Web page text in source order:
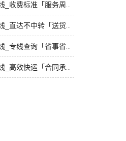
漳州到北京物流专线_收费标准「服务周到」
厦门到北京物流专线_直达不中转「送货到门」
泉州到北京物流专线_专线查询「省事省心」
广州到北京物流专线_高效快运「合同承运」